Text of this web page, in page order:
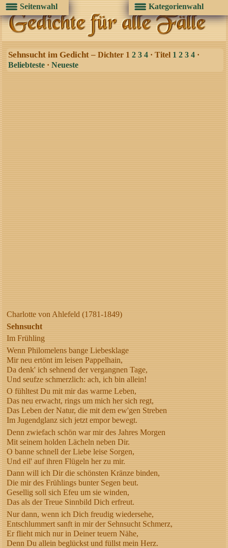
Sehnsucht im Gedicht –Dichter 12 3 4 · Titel 1 2 3 4 ·
Beliebteste ·Neueste
Charlotte von Ahlefeld (1781-1849)
Sehnsucht
Im Frühling
Wenn Philomelens bange Liebesklage
Mir neu ertönt im leisen Pappelhain,
Da denk' ich sehnend der vergangnen Tage,
Und seufze schmerzlich: ach, ich bin allein!
O fühltest Du mit mir das warme Leben,
Das neu erwacht, rings um mich her sich regt,
Das Leben der Natur, die mit dem ew'gen Streben
Im Jugendglanz sich jetzt empor bewegt.
Denn zwiefach schön war mir des Jahres Morgen
Mit seinem holden Lächeln neben Dir.
O banne schnell der Liebe leise Sorgen,
Und eil' auf ihren Flügeln her zu mir.
Dann will ich Dir die schönsten Kränze binden,
Die mir des Frühlings bunter Segen beut.
Gesellig soll sich Efeu um sie winden,
Das als der Treue Sinnbild Dich erfreut.
Nur dann, wenn ich Dich freudig wiedersehe,
Entschlummert sanft in mir der Sehnsucht Schmerz,
Er flieht mich nur in Deiner teuern Nähe,
Denn Du allein beglückst und füllst mein Herz.
Seitenwahl Kategorienwahl